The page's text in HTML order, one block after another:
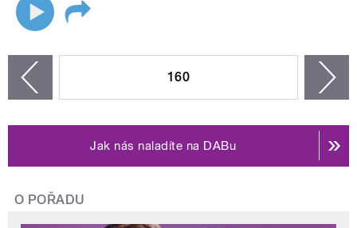
160
Jak nás naladíte na DABu
O POŘADU